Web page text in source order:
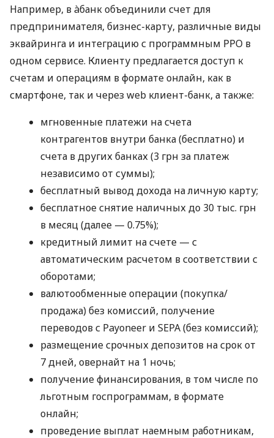
Например, в àбанк объединили счет для
предпринимателя, бизнес-карту, различные виды
эквайринга и интеграцию с программным РРО в
одном сервисе. Клиенту предлагается доступ к
счетам и операциям в формате онлайн, как в
смартфоне, так и через web клиент-банк, а также:
мгновенные платежи на счета
контрагентов внутри банка (бесплатно) и
счета в других банках (3 грн за платеж
независимо от суммы);
бесплатный вывод дохода на личную карту;
бесплатное снятие наличных до 30 тыс. грн
в месяц (далее — 0.75%);
кредитный лимит на счете — с
автоматическим расчетом в соответствии с
оборотами;
валютообменные операции (покупка/
продажа) без комиссий, получение
переводов с Payoneer и SEPA (без комиссий);
размещение срочных депозитов на срок от
7 дней, овернайт на 1 ночь;
получение финансирования, в том числе по
льготным госпрограммам, в формате
онлайн;
проведение выплат наемным работникам,